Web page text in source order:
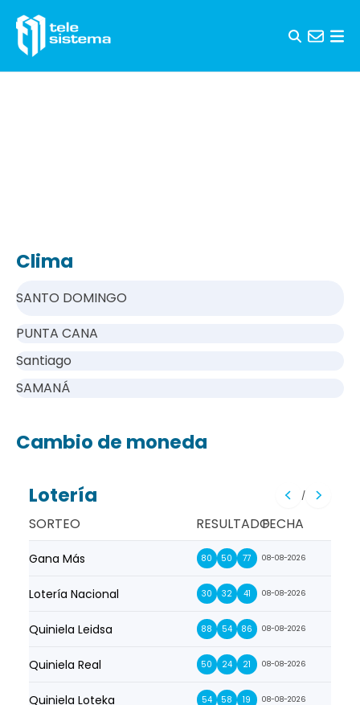
Clima
SANTO DOMINGO
PUNTA CANA
Santiago
SAMANÁ
Cambio de moneda
Lotería /
SORTEO RESULTADOFECHA
Gana Más 80 50 77 08-08-2026
Lotería Nacional 30 32 41 08-08-2026
Quiniela Leidsa 88 54 86 08-08-2026
Quiniela Real 50 24 21 08-08-2026
Quiniela Loteka 54 58 19 08-08-2026